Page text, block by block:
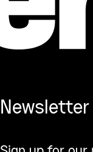
Newsletter